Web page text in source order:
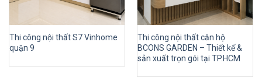
Thi công nội thất S7 Vinhome
quận 9
Thi công nội thất căn hộ
BCONS GARDEN – Thiết kế &
sản xuất trọn gói tại TP.HCM